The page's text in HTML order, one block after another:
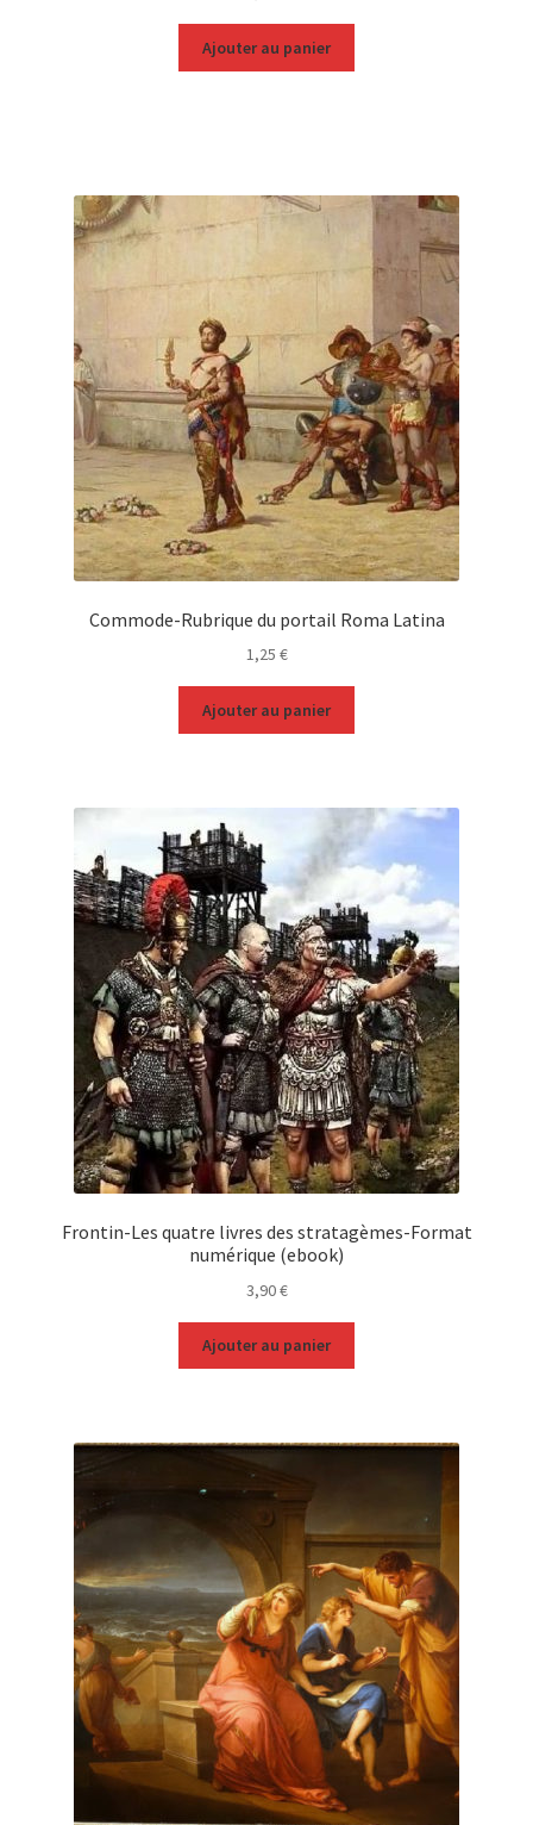
Ajouter au panier
Commode-Rubrique du portail Roma Latina
1,25 €
Ajouter au panier
Frontin-Les quatre livres des stratagèmes-Format
numérique (ebook)
3,90€
Ajouter au panier